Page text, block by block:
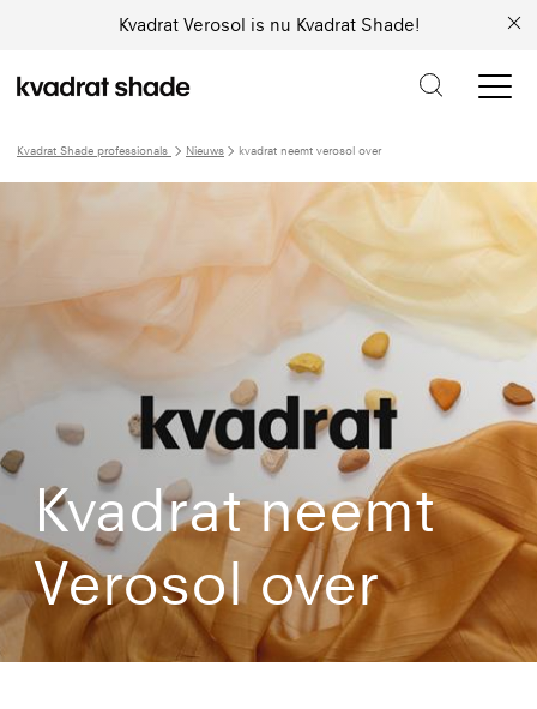
Kvadrat Verosol is nu Kvadrat Shade!
Kvadrat Shade professionals Nieuws kvadrat neemt verosol over
Kvadrat neemt
Verosol over